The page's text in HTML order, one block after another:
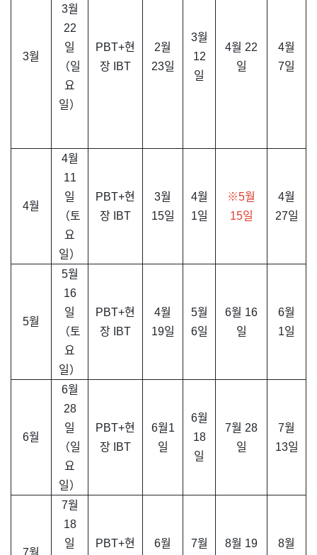
3월
3월
22
일
（일
요
일）
PBT+현
장 IBT
2월
23일
3월
12
일
4월 22
일
4월
7일
4월
4월
11
일
（토
요
일）
PBT+현
장 IBT
3월
15일
4월
1일
※5월
15일
4월
27일
5월
5월
16
일
（토
요
일）
PBT+현
장 IBT
4월
19일
5월
6일
6월 16
일
6월
1일
6월
6월
28
일
（일
요
일）
PBT+현
장 IBT
6월1
일
6월
18
일
7월 28
일
7월
13일
7월
7월
18
일
PBT+현
6월
7월
8월 19
8월